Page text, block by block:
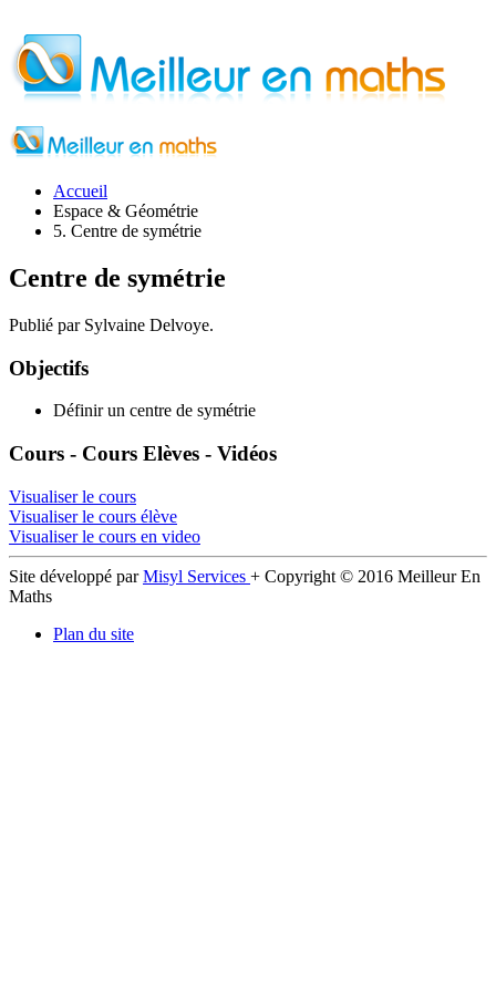
Accueil
Espace & Géométrie
5. Centre de symétrie
Centre de symétrie
Publié par Sylvaine Delvoye.
Objectifs
Définir un centre de symétrie
Cours - Cours Elèves - Vidéos
Visualiser le cours
Visualiser le cours élève
Visualiser le cours en video
Site développé parMisyl Services + Copyright © 2016 Meilleur En
Maths
Plan du site